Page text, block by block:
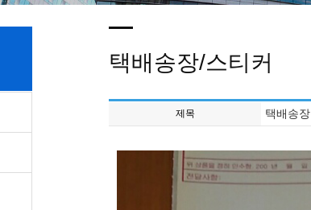
택배송장/스티커
제목 택배송장